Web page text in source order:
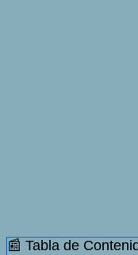
📰 Tabla de